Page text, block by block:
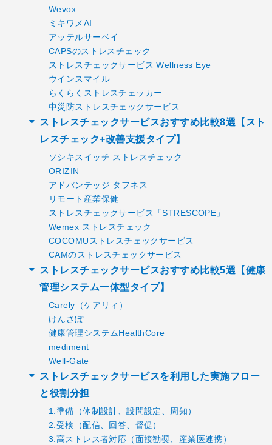
Wevox
ミキワメAI
アッテルサーベイ
CAPSのストレスチェック
ストレスチェックサービス Wellness Eye
ウインスマイル
らくらくストレスチェッカー
中災防ストレスチェックサービス
ストレスチェックサービスおすすめ比較8選【スト
レスチェック+改善支援タイプ】
ソシキスイッチ ストレスチェック
ORIZIN
アドバンテッジ タフネス
リモート産業保健
ストレスチェックサービス「STRESCOPE」
Wemex ストレスチェック
COCOMUストレスチェックサービス
CAMのストレスチェックサービス
ストレスチェックサービスおすすめ比較5選【健康
管理システム一体型タイプ】
Carely（ケアリィ）
けんさぽ
健康管理システムHealthCore
mediment
Well-Gate
ストレスチェックサービスを利用した実施フロー
と役割分担
1.準備（体制設計、設問設定、周知）
2.受検（配信、回答、督促）
3.高ストレス者対応（面接勧奨、産業医連携）